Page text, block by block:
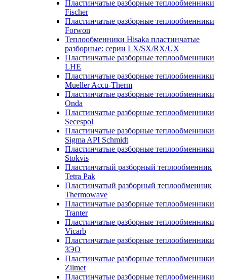
Пластинчатые разборные теплообменники
Fischer
Пластинчатые разборные теплообменники
Forwon
Теплообменники Hisaka пластинчатые
разборные: серии LX/SX/RX/UX
Пластинчатые разборные теплообменники
LHE
Пластинчатые разборные теплообменники
Mueller Accu-Therm
Пластинчатые разборные теплообменники
Onda
Пластинчатые разборные теплообменники
Secespol
Пластинчатые разборные теплообменники
Sigma API Schmidt
Пластинчатые разборные теплообменники
Stokvis
Пластинчатый разборный теплообменник
Tetra Pak
Пластинчатый разборный теплообменник
Thermowave
Пластинчатые разборные теплообменники
Tranter
Пластинчатые разборные теплообменники
Vicarb
Пластинчатые разборные теплообменники
ЗЭО
Пластинчатые разборные теплообменники
Zilmet
Пластинчатые разборные теплообменники